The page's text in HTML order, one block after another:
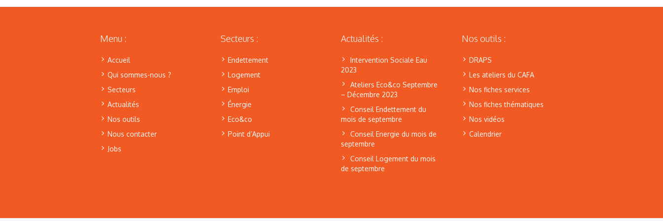
Menu :
Accueil
Qui sommes-nous ?
Secteurs
Actualités
Nos outils
Nous contacter
Jobs
Secteurs :
Endettement
Logement
Emploi
Énergie
Eco&co
Point d’Appui
Actualités :
Intervention Sociale Eau
2023
Ateliers Eco&co Septembre
– Décembre 2023
Conseil Endettement du
mois de septembre
Conseil Energie du mois de
septembre
Conseil Logement du mois
de septembre
Nos outils :
DRAPS
Les ateliers du CAFA
Nos fiches services
Nos fiches thématiques
Nos vidéos
Calendrier